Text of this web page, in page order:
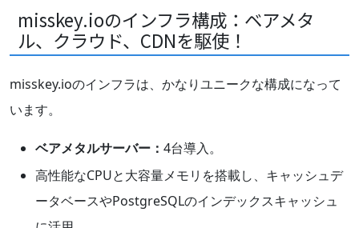
misskey.ioのインフラ構成：ベアメタ
ル、クラウド、CDNを駆使！
misskey.ioのインフラは、かなりユニークな構成になって
います。
ベアメタルサーバー： 4台導入。
高性能なCPUと大容量メモリを搭載し、キャッシュデ
ータベースやPostgreSQLのインデックスキャッシュ